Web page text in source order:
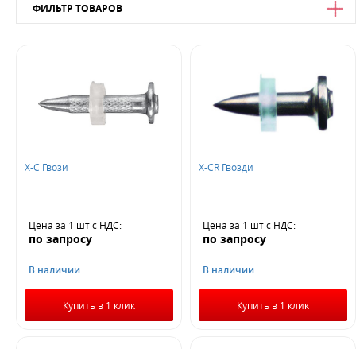
ФИЛЬТР ТОВАРОВ
Не нашли ничего подходящего?
X-C Гвози
Цена за 1 штс НДС:
по запросу
В наличии
Купить в 1 клик
X-CR Гвозди
Цена за 1 штс НДС:
по запросу
В наличии
Купить в 1 клик